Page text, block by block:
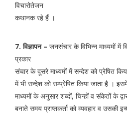
विचारोतेजन
कथानक रहे हैं ।
7. विज्ञापन – जनसंचार के विभिन्न माध्यमों में
प्रकार
संचार के दूसरे माध्यमों में सन्देश को प्रेषित
में भी सन्देश को सम्प्रेषित किया जाता है ।
माध्यमों के अनुसार शब्दों, चिन्हों व संकेतों के
बनाते समय प्राप्तकर्ता को व्यवहार व उसकी